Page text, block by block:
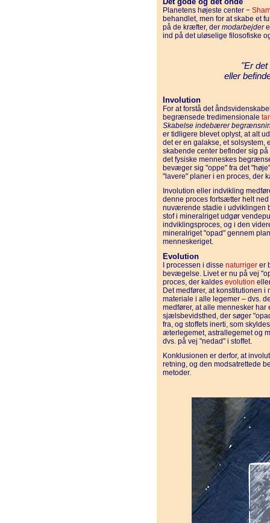
Planetens højeste center −
behandlet, men for at skabe et
på de kræfter, der modarbejder
ind på det uløselige filosofiske
"Er
eller
Involution
For at forstå det
begrænsede tredimensionale
Skabelse indebærer
er tidligere blevet oplyst, at alt
det er en galakse, et
skabende center befinder sig
det fysiske menneskes
bevæger sig "oppe" fra det
"lavere" planer i en proces, der
Involution eller indvikling
denne proces fortsætter helt
nuværende stadie i udviklingen
stof i mineralriget udgør
indviklingsproces, og i den
mineralriget "opad" gennem
menneskeriget.
Evolution
I processen i disse naturriger er
bevægelse. Livet er nu på vej
proces, der kaldes evolution
Det medfører, at konstitutionen
materiale i alle legemer – dvs.
medfører, at alle mennesker
sjælsbevidsthed, der søger
fra, og stoffets inerti, som
æterlegemet, astrallegemet og
dvs. på vej "nedad" i stoffet.
Konklusionen er derfor, at
retning, og den modsatrettede
metoder.